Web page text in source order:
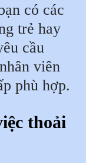
có các
trẻ hay
cầu
viên
phù hợp.
thoải